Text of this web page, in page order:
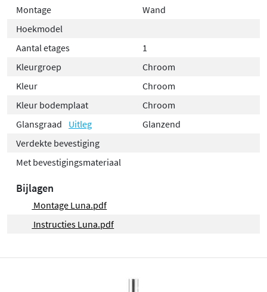
Montage
Wand
Hoekmodel
Aantal etages
1
Kleurgroep
Chroom
Kleur
Chroom
Kleur bodemplaat
Chroom
Glansgraad
Uitleg
Glanzend
Verdekte bevestiging
Met bevestigingsmateriaal
Bijlagen
Montage Luna.pdf
Instructies Luna.pdf